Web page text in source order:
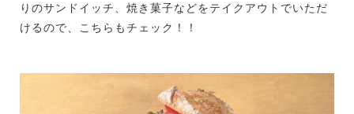
りのサンドイッチ、焼き菓子などをテイクアウトでいただ
けるので、こちらもチェック！！